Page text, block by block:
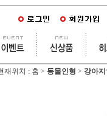
재위치 : 홈 > 동물인형 > 강아